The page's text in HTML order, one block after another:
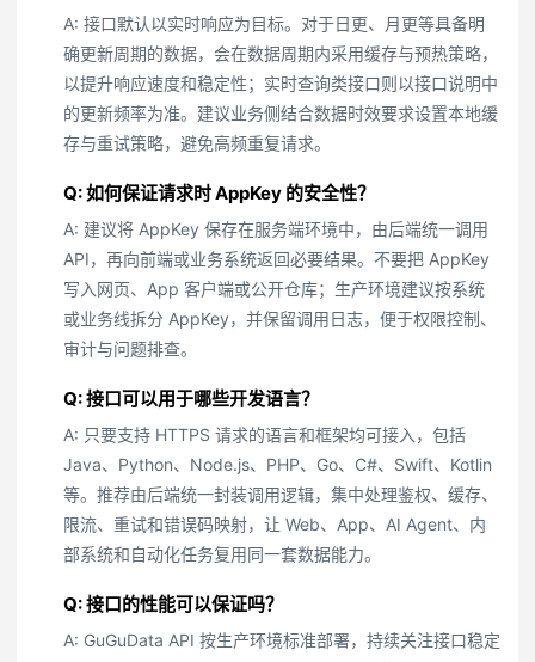
A: 接口默认以实时响应为目标。对于日更、月更等具备明
确更新周期的数据，会在数据周期内采用缓存与预热策略，
以提升响应速度和稳定性；实时查询类接口则以接口说明中
的更新频率为准。建议业务侧结合数据时效要求设置本地缓
存与重试策略，避免高频重复请求。
Q: 如何保证请求时 AppKey 的安全性？
A: 建议将 AppKey 保存在服务端环境中，由后端统一调用
API，再向前端或业务系统返回必要结果。不要把 AppKey
写入网页、App 客户端或公开仓库；生产环境建议按系统
或业务线拆分 AppKey，并保留调用日志，便于权限控制、
审计与问题排查。
Q: 接口可以用于哪些开发语言？
A: 只要支持 HTTPS 请求的语言和框架均可接入，包括
Java、Python、Node.js、PHP、Go、C#、Swift、Kotlin
等。推荐由后端统一封装调用逻辑，集中处理鉴权、缓存、
限流、重试和错误码映射，让 Web、App、AI Agent、内
部系统和自动化任务复用同一套数据能力。
Q: 接口的性能可以保证吗？
A: GuGuData API 按生产环境标准部署，持续关注接口稳定